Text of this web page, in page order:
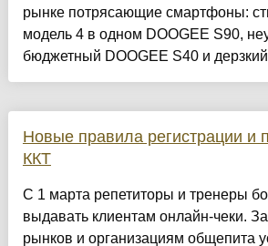
рынке потрясающие смартфоны:
модель 4 в одном DOOGEE S90,
бюджетный DOOGEE S40 и
Новые правила регистрации и
ККТ
С 1 марта репетиторы и тренеры
выдавать клиентам онлайн-чеки.
рынков и организациям общепита